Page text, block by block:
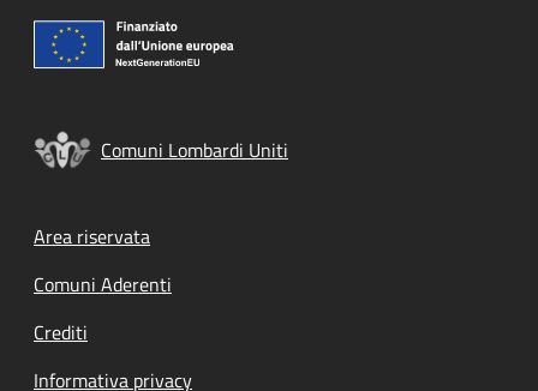
Comuni Lombardi Uniti
Footer menu
Area riservata
Comuni Aderenti
Crediti
Informativa privacy